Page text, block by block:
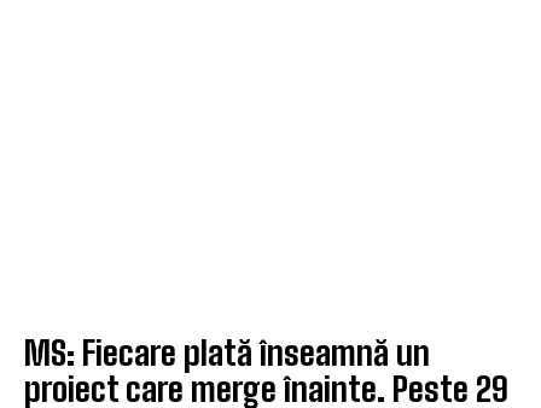
MS: Fiecare plată înseamnă un
proiect care merge înainte. Peste 29